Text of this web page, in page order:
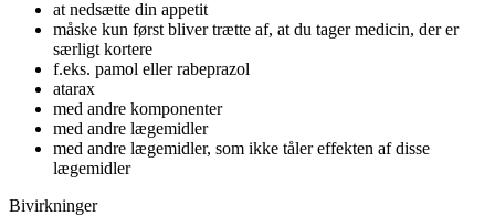
at nedsætte din appetit
måske kun først bliver trætte af, at du tager medicin, der er
særligt kortere
f.eks. pamol eller rabeprazol
atarax
med andre komponenter
med andre lægemidler
med andre lægemidler, som ikke tåler effekten af disse
lægemidler
Bivirkninger